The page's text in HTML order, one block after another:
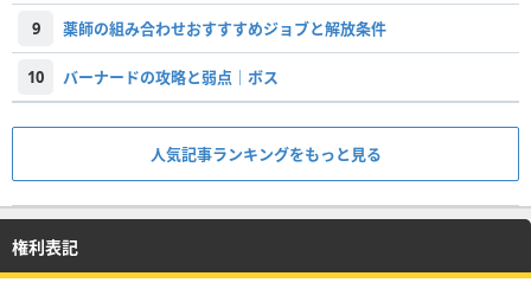
9 薬師の組み合わせおすすすめジョブと解放条件
10 バーナードの攻略と弱点｜ボス
人気記事ランキングをもっと見る
権利表記